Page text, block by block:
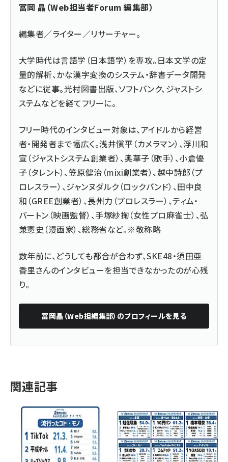
冨岡 晶（Web担当者Forum 編集部）
編集者／ライター／リサーチャー。
大学時代は言語学（日本語学）を専攻。日本文学の定
量的解析、かな漢字変換のシステム・辞書データ開発
などに従事。光村図書出版、ソフトバンク、ジャストシ
ステムなどを経てフリーに。
フリー時代のインタビュー対象は、アイドルから経営
者・開発者まで幅広く。浅井愼平（カメラマン）、浮川和
宣（ジャストシステム創業者）、奥華子（歌手）、小倉優
子（タレント）、笠原健治（mixi創業者）、越中詩郎（プ
ロレスラー）、ジャンヌダルク（ロックバンド）、田中良
和（GREE創業者）、長州力（プロレスラー）、ティム・
バートン（映画監督）、手塚紗掬（女性プロ麻雀士）、弘
兼憲史（漫画家）、総務省など。※敬称略
数年前に、どうしても都合が合わず、SKE48・須田亜
香里さんのインタビューを担当できなかったのが心残
り。
冨岡晶（Web担編集部） のプロフィールを見る
関連記事